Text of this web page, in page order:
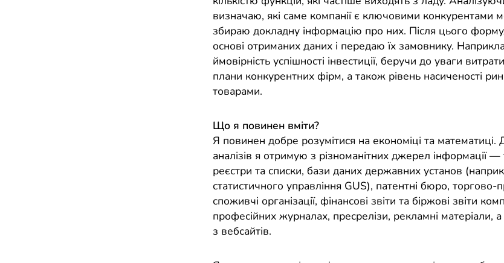
визначаю, які саме компанії є ключовими конкурентами
збираю докладну інформацію про них. Після цього
основі отриманих даних і передаю їх замовнику.
ймовірність успішності інвестиції, беручи до уваги
плани конкурентних фірм, а також рівень насиченості
товарами.
Що я повинен вміти?
Я повинен добре розумітися на економіці та математиці.
аналізів я отримую з різноманітних джерел інформації —
реєстри та списки, бази даних державних установ
статистичного управління GUS), патентні бюро, торгово-
споживчі організації, фінансові звіти та біржові звіти
професійних журналах, пресрелізи, рекламні матеріали,
з вебсайтів.